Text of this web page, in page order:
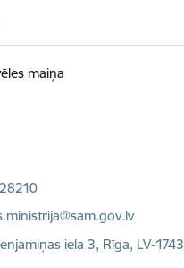
maiņa
iela 3, Rīga, LV-1743